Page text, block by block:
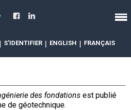
| S'IDENTIFIER | ENGLISH | FRANÇAIS
des fondations est publié
de géotechnique.